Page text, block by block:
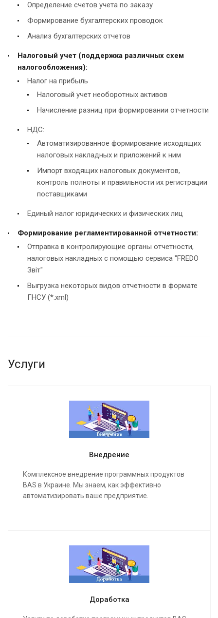
Определение счетов учета по заказу
Формирование бухгалтерских проводок
Анализ бухгалтерских отчетов
Налоговый учет (поддержка различных схем
налогообложения):
Налог на прибыль
Налоговый учет необоротных активов
Начисление разниц при формировании отчетности
НДС:
Автоматизированное формирование исходящих
налоговых накладных и приложений к ним
Импорт входящих налоговых документов,
контроль полноты и правильности их регистрации
поставщиками
Единый налог юридических и физических лиц
Формирование регламентированной отчетности:
Отправка в контролирующие органы отчетности,
налоговых накладных с помощью сервиса "FREDO
Звіт"
Выгрузка некоторых видов отчетности в формате
ГНСУ (*.xml)
Услуги
Внедрение
Комплексное внедрение программных продуктов
BAS в Украине. Мы знаем, как эффективно
автоматизировать ваше предприятие.
Доработка